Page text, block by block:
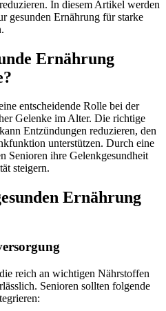
In diesem Artikel werden
gesunden Ernährung für starke
Ernährung
entscheidende Rolle bei der
Gelenke im Alter. Die richtige
Entzündungen reduzieren, den
unterstützen. Durch eine
Senioren ihre Gelenkgesundheit
steigern.
Ernährung
reich an wichtigen Nährstoffen
Senioren sollten folgende